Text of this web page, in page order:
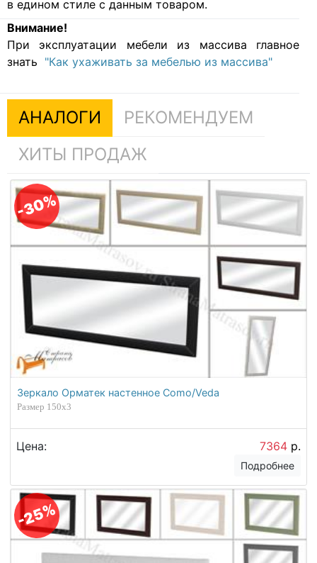
в едином стиле с данным товаром.
Внимание!
При эксплуатации мебели из массива главное
знать "Как ухаживать за мебелью из массива"
АНАЛОГИ
РЕКОМЕНДУЕМ
ХИТЫ ПРОДАЖ
-30%
Зеркало Орматек настенное Como/Veda
Размер 150х3
Цена: 7364 р.
Подробнее
-25%